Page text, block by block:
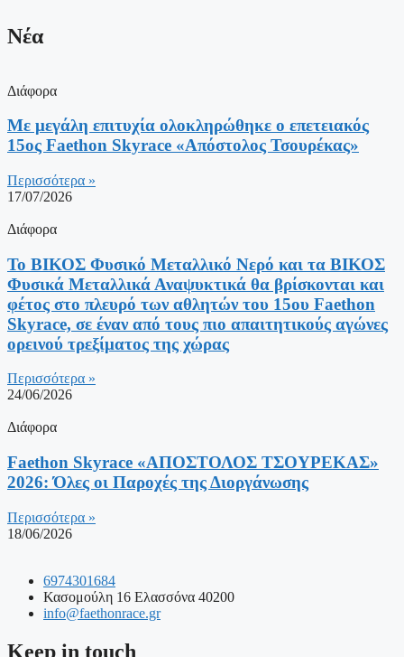
Νέα
Διάφορα
Με μεγάλη επιτυχία ολοκληρώθηκε ο επετειακός
15ος Faethon Skyrace «Απόστολος Τσουρέκας»
Περισσότερα »
17/07/2026
Διάφορα
Το ΒΙΚΟΣ Φυσικό Μεταλλικό Νερό και τα ΒΙΚΟΣ
Φυσικά Μεταλλικά Αναψυκτικά θα βρίσκονται και
φέτος στο πλευρό των αθλητών του 15ου Faethon
Skyrace, σε έναν από τους πιο απαιτητικούς αγώνες
ορεινού τρεξίματος της χώρας
Περισσότερα »
24/06/2026
Διάφορα
Faethon Skyrace «ΑΠΟΣΤΟΛΟΣ ΤΣΟΥΡΕΚΑΣ»
2026: Όλες οι Παροχές της Διοργάνωσης
Περισσότερα »
18/06/2026
6974301684
Κασομούλη 16 Ελασσόνα 40200
info@faethonrace.gr
Keep in touch